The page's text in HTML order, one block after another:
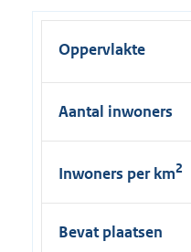
Oppervlakte
Aantal inwoners
Inwoners per km2
Bevat plaatsen